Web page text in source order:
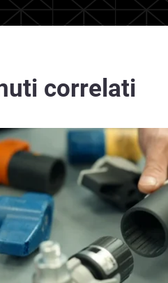
correlati